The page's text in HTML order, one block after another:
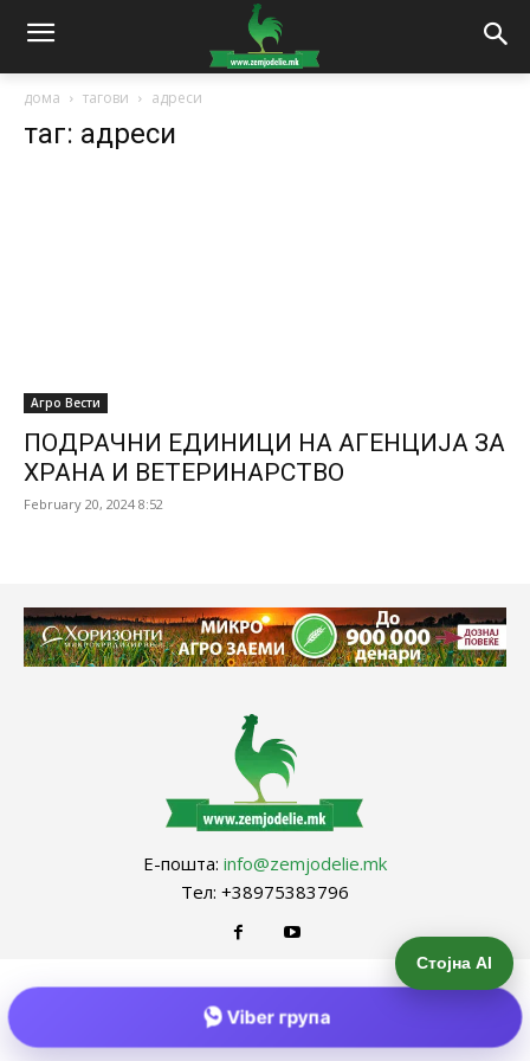
дома тагови адреси
таг: адреси
Агро Вести
ПОДРАЧНИ ЕДИНИЦИ НА АГЕНЦИЈА ЗА
ХРАНА И ВЕТЕРИНАРСТВО
February 20, 2024 8:52
Е-пошта: info@zemjodelie.mk
Тел: +38975383796
Стојна AI
Viber група